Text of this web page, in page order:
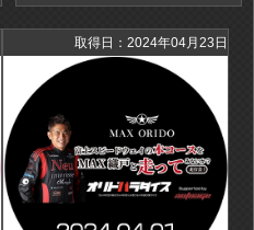
取得日：2024年04月23日